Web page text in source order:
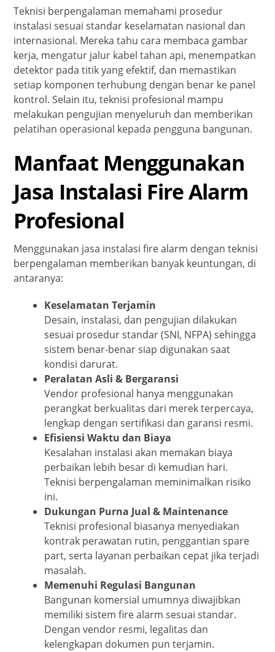
Teknisi berpengalaman memahami prosedur
instalasi sesuai standar keselamatan nasional dan
internasional. Mereka tahu cara membaca gambar
kerja, mengatur jalur kabel tahan api, menempatkan
detektor pada titik yang efektif, dan memastikan
setiap komponen terhubung dengan benar ke panel
kontrol. Selain itu, teknisi profesional mampu
melakukan pengujian menyeluruh dan memberikan
pelatihan operasional kepada pengguna bangunan.
Manfaat Menggunakan
Jasa Instalasi Fire Alarm
Profesional
Menggunakan jasa instalasi fire alarm dengan teknisi
berpengalaman memberikan banyak keuntungan, di
antaranya:
Keselamatan Terjamin
Desain, instalasi, dan pengujian dilakukan
sesuai prosedur standar (SNI, NFPA) sehingga
sistem benar-benar siap digunakan saat
kondisi darurat.
Peralatan Asli & Bergaransi
Vendor profesional hanya menggunakan
perangkat berkualitas dari merek terpercaya,
lengkap dengan sertifikasi dan garansi resmi.
Efisiensi Waktu dan Biaya
Kesalahan instalasi akan memakan biaya
perbaikan lebih besar di kemudian hari.
Teknisi berpengalaman meminimalkan risiko
ini.
Dukungan Purna Jual & Maintenance
Teknisi profesional biasanya menyediakan
kontrak perawatan rutin, penggantian spare
part, serta layanan perbaikan cepat jika terjadi
masalah.
Memenuhi Regulasi Bangunan
Bangunan komersial umumnya diwajibkan
memiliki sistem fire alarm sesuai standar.
Dengan vendor resmi, legalitas dan
kelengkapan dokumen pun terjamin.